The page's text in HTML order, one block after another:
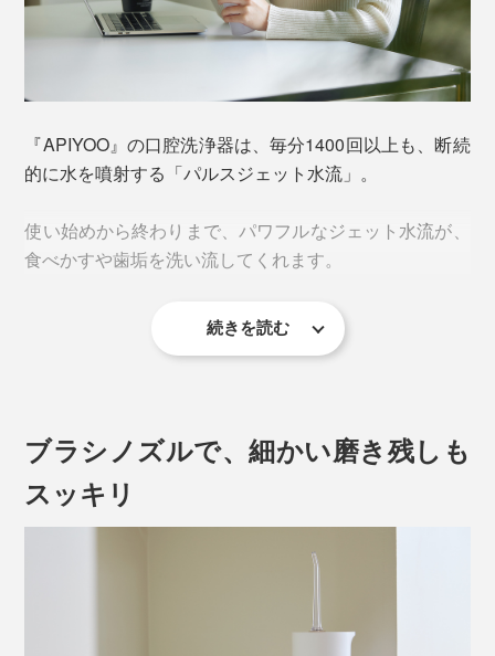
歯磨きやフロスでは届きにくかった、奥歯の奥、矯正器
具のまわり、歯と歯肉のあいだにある「歯周ポケット」
の磨き残しを、ジェット水流がかき出してくれます。
150ml）を注いでセットしたら、
1. 口のなかにノズルを入れて、電源オン。
2. 歯周ポケットや歯間を狙って、ジェット水流を当てて
ド・マッサージ洗浄モードの場合）。
『APIYOO』の口腔洗浄器は、毎分1400回以上も、断続
的に水を噴射する「パルスジェット水流」。
使い始めから終わりまで、パワフルなジェット水流が、
食べかすや歯垢を洗い流してくれます。
続きを読む
ブラシノズルで、細かい磨き残しも
スッキリ